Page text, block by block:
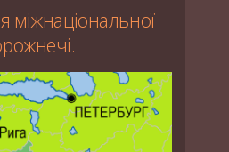
міжнаціональної